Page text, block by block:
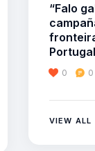
“Falo
Portugal
0 0
VIEW ALL